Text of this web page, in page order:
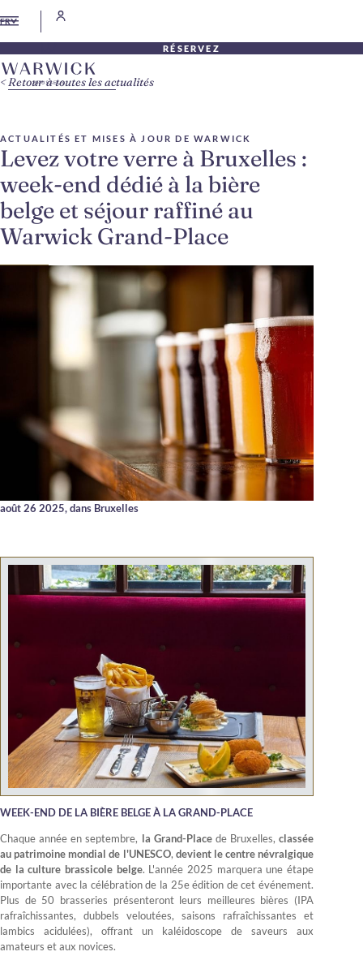
FR
RÉSERVEZ
ACTUALITÉS ET MISES À JOUR DE WARWICK
Levez votre verre à Bruxelles :
week-end dédié à la bière
belge et séjour raffiné au
Warwick Grand-Place
août 26 2025,dans Bruxelles
Retour à toutes les actualités
WEEK-END DE LA BIÈRE BELGE À LA GRAND-PLACE
Chaque année en septembre, la Grand-Placede Bruxelles, classée
au patrimoine mondial de l'UNESCO, devient le centre névralgique
de la culture brassicole belge. L'année 2025 marquera une étape
importante avec la célébration de la 25e édition de cet événement.
Plus de 50 brasseries présenteront leurs meilleures bières (IPA
rafraîchissantes, dubbels veloutées, saisons rafraîchissantes et
lambics acidulées), offrant un kaléidoscope de saveurs aux
amateurs et aux novices.